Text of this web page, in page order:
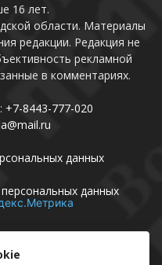
16 лет.
области. Материалы
редакции. Редакция не
рекламной
в комментариях.
+7-8443-777-020
данных
данных